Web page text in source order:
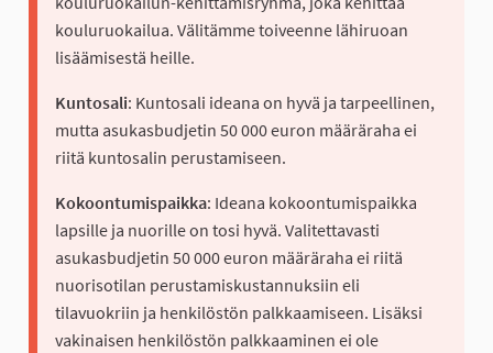
kouluruokailua. Välitämme toiveenne lähiruoan
lisäämisestä heille.
Kuntosali: Kuntosali ideana on hyvä ja tarpeellinen,
mutta asukasbudjetin 50 000 euron määräraha ei
riitä kuntosalin perustamiseen.
Kokoontumispaikka: Ideana kokoontumispaikka
lapsille ja nuorille on tosi hyvä. Valitettavasti
asukasbudjetin 50 000 euron määräraha ei riitä
nuorisotilan perustamiskustannuksiin eli
tilavuokriin ja henkilöstön palkkaamiseen. Lisäksi
vakinaisen henkilöstön palkkaaminen ei ole